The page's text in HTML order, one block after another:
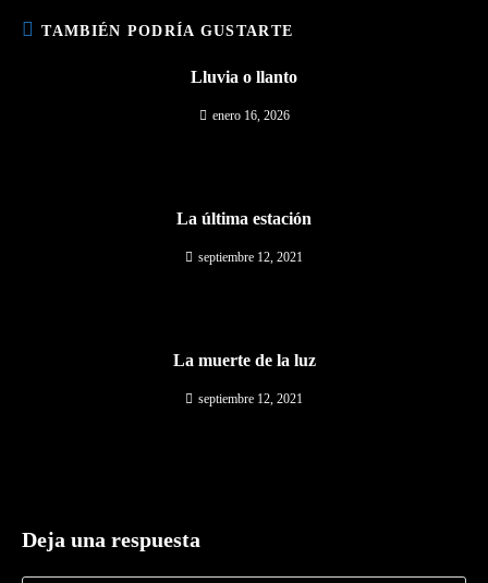
TAMBIÉN PODRÍA GUSTARTE
Lluvia o llanto
enero 16, 2026
La última estación
septiembre 12, 2021
La muerte de la luz
septiembre 12, 2021
Deja una respuesta